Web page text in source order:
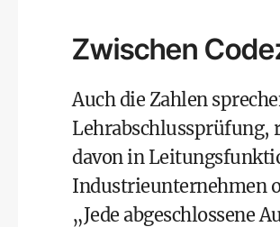
Zwischen
Auch die Zahlen
Lehrabschlussprüfung,
davon in
Industrieunternehmen
„Jede abgeschlossene